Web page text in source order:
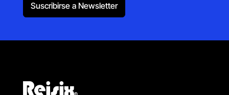
Suscribirse a Newsletter